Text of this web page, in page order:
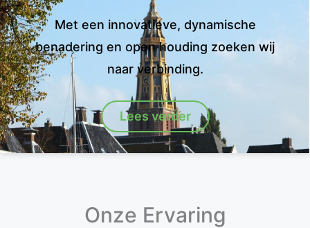
Met een innovatieve, dynamische
benadering en open houding zoeken wij
naar verbinding.
Lees verder
Onze Ervaring